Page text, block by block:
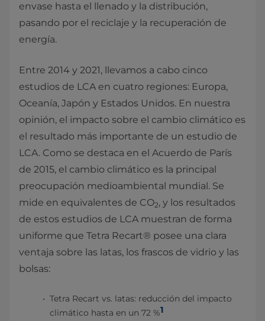
envase hasta el llenado y la distribución,
pasando por el reciclaje y la recuperación de
energía.
Entre 2014 y 2021, llevamos a cabo cinco
estudios de LCA en cuatro regiones: Europa,
Oceanía, Japón y Estados Unidos. En nuestra
opinión, el impacto sobre el cambio climático es
el resultado más importante de un estudio de
LCA. Como se destaca en el Acuerdo de París
de 2015, el cambio climático es la principal
preocupación medioambiental mundial. Se
mide en equivalentes de CO2, y los resultados
de estos estudios de LCA muestran de forma
uniforme que Tetra Recart® posee una clara
ventaja sobre las latas, los frascos de vidrio y las
bolsas:
Tetra Recart vs. latas: reducción del impacto
climático hasta en un 72 %1